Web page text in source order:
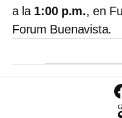
a la 1:00 p.m., en
Forum Buenavista.